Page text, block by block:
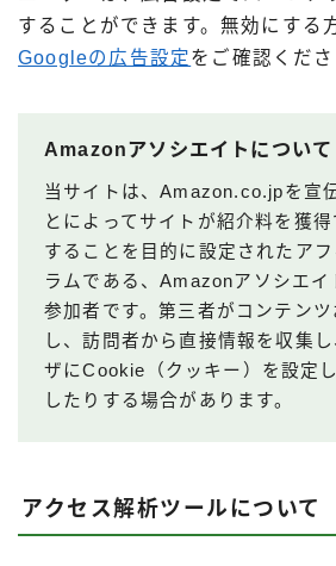
することができます。無効にする
Googleの広告設定をご確認くださ
Amazonアソシエイトについて
当サイトは、Amazon.co.jpを宣
とによってサイトが紹介料を獲
することを目的に設定されたア
ラムである、Amazonアソシエイ
参加者です。第三者がコンテン
し、訪問者から直接情報を収集
ザにCookie（クッキー）を設定
したりする場合があります。
アクセス解析ツールについて